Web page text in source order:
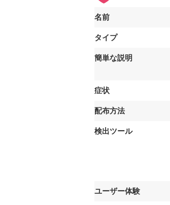
名前
タイプ
簡単な説明
症状
配布方法
検出ツール
ユーザー体験